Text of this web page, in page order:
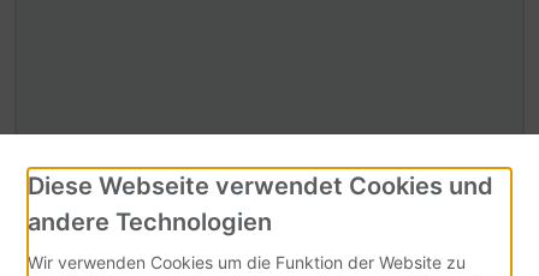
Sicherheitscode
Diese Webseite verwendet Cookies und
andere Technologien
Wir verwenden Cookies um die Funktion der Website zu